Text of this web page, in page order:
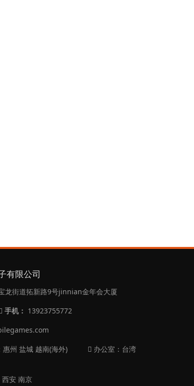
有限公司
龙街道拓新路9号jinnian金年会大厦
手机： 13923755772
惠州 盐城 越南(海外)
办公室：台湾
西安 南京